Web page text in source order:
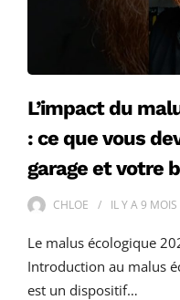
L’impact du
: ce que vous
garage et votre
CHLOE IL Y A9 MOIS
Le malus écologique
Introduction au malus
est un dispositif…